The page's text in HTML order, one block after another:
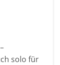
solo für